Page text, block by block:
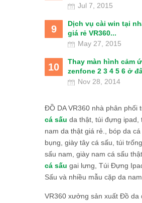
Jul 7, 2015
9
Dịch vụ cài win tại
giá rẻ VR360...
May 27, 2015
10
Thay màn hình cảm
zenfone 2 3 4 5 6 ở
Nov 28, 2014
ĐỒ DA VR360 nhà phân phối
cá sấu da thật, túi đựng ipad,
nam da thật giá rẻ., bóp da
bụng, giày tây cá sấu, túi
sấu nam, giày nam cá sấu
cá sấu gai lưng, Túi Đựng
Sấu và nhiều mẫu cặp da
VR360 xưởng sản xuất Đồ da